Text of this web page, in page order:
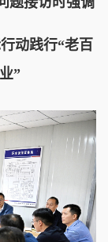
动践行“老百
”